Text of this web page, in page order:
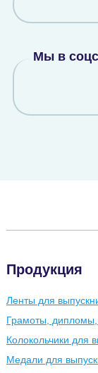
Мы в
Продукция
Ленты для
Грамоты, дипломы,
Колокольчики для
Медали для